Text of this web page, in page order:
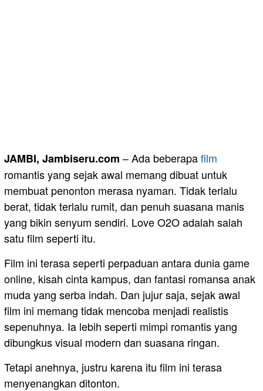
JAMBI, Jambiseru.com – Ada beberapafilm
romantis yang sejak awal memang dibuat untuk
membuat penonton merasa nyaman. Tidak terlalu
berat, tidak terlalu rumit, dan penuh suasana manis
yang bikin senyum sendiri. Love O2O adalah salah
satu film seperti itu.
Film ini terasa seperti perpaduan antara dunia game
online, kisah cinta kampus, dan fantasi romansa anak
muda yang serba indah. Dan jujur saja, sejak awal
film ini memang tidak mencoba menjadi realistis
sepenuhnya. Ia lebih seperti mimpi romantis yang
dibungkus visual modern dan suasana ringan.
Tetapi anehnya, justru karena itu film ini terasa
menyenangkan ditonton.